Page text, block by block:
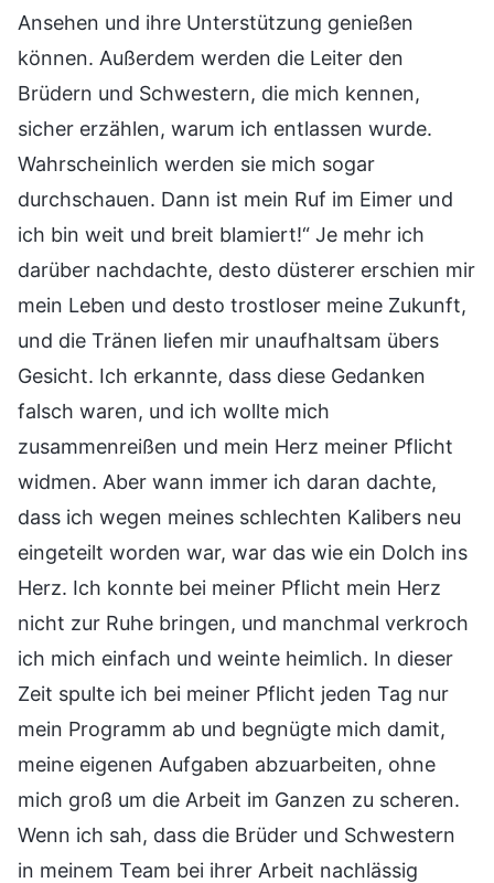
Ansehen und ihre Unterstützung genießen
können. Außerdem werden die Leiter den
Brüdern und Schwestern, die mich kennen,
sicher erzählen, warum ich entlassen wurde.
Wahrscheinlich werden sie mich sogar
durchschauen. Dann ist mein Ruf im Eimer und
ich bin weit und breit blamiert!“ Je mehr ich
darüber nachdachte, desto düsterer erschien mir
mein Leben und desto trostloser meine Zukunft,
und die Tränen liefen mir unaufhaltsam übers
Gesicht. Ich erkannte, dass diese Gedanken
falsch waren, und ich wollte mich
zusammenreißen und mein Herz meiner Pflicht
widmen. Aber wann immer ich daran dachte,
dass ich wegen meines schlechten Kalibers neu
eingeteilt worden war, war das wie ein Dolch ins
Herz. Ich konnte bei meiner Pflicht mein Herz
nicht zur Ruhe bringen, und manchmal verkroch
ich mich einfach und weinte heimlich. In dieser
Zeit spulte ich bei meiner Pflicht jeden Tag nur
mein Programm ab und begnügte mich damit,
meine eigenen Aufgaben abzuarbeiten, ohne
mich groß um die Arbeit im Ganzen zu scheren.
Wenn ich sah, dass die Brüder und Schwestern
in meinem Team bei ihrer Arbeit nachlässig